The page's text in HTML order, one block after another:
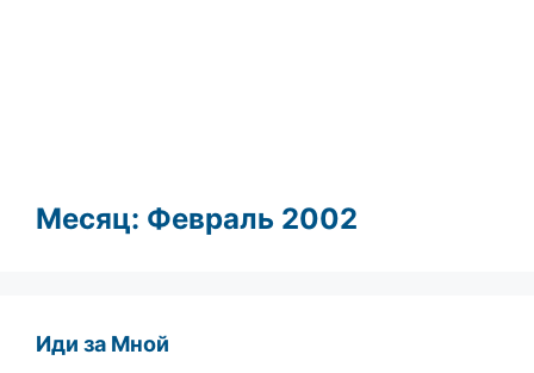
Месяц: Февраль 2002
Иди за Мной